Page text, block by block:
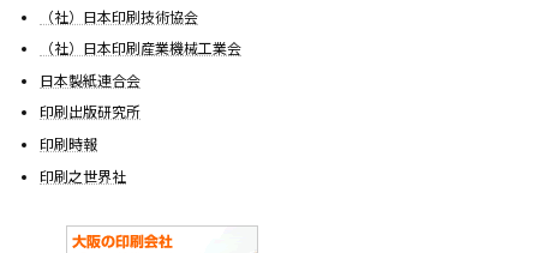
（社）日本印刷技術協会
（社）日本印刷産業機械工業会
日本製紙連合会
印刷出版研究所
印刷時報
印刷之世界社